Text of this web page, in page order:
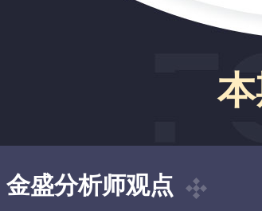
金盛分析师观点